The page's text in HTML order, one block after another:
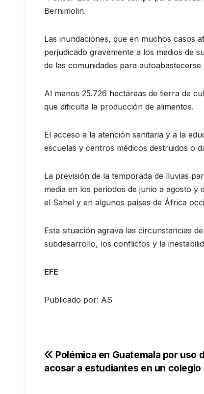
Bernimolin.
Las inundaciones, que en muchos casos
perjudicado gravemente a los medios de
de las comunidades para
Al menos 25.726 hectáreas de tierra de
que dificulta la producción de alimentos.
El acceso a la atención sanitaria y a la
escuelas y centros médicos destruidos o
La previsión de la temporada de lluvias
media en los periodos de junio a agosto
el Sahel y en algunos países de África
Esta situación agrava las circunstancias
subdesarrollo, los conflictos y la
EFE
Publicado por: AS
Navegación
Polémica en Guatemala por uso
acosar a estudiantes en un colegio